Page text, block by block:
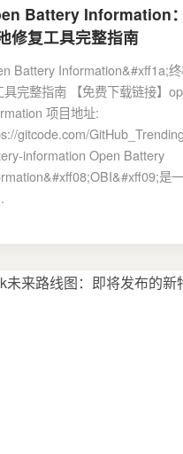
Battery Information
修复工具完整指南
Battery Information&#xff1a;
具完整指南 【免费下载链接】
项目地址:
gitcode.com/
information Open Battery
是